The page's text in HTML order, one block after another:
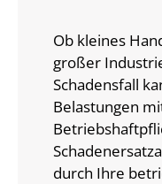
Ob kleines
großer
Schadensfall
Belastungen
durch Ihre